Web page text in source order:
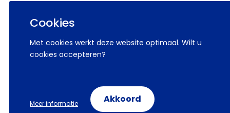
Cookies
Met cookies werkt deze website optimaal. Wilt u
cookies accepteren?
Meer informatie Akkoord